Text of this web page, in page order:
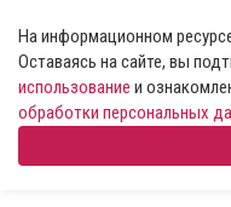
На информационном
Оставаясь на сайте, вы
использование и
обработки персональных